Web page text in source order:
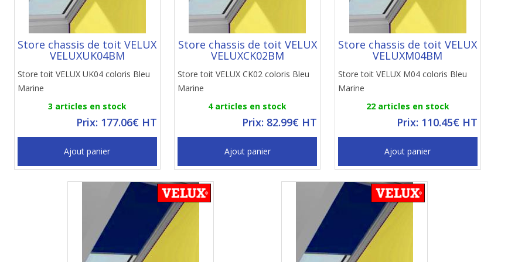
Store chassis de toit VELUX
VELUXUK04BM
Store toit VELUX UK04 coloris Bleu
Marine
3 articles en stock
Prix: 177.06€ HT
Ajout panier
Store chassis de toit VELUX
VELUXCK02BM
Store toit VELUX CK02 coloris Bleu
Marine
4 articles en stock
Prix: 82.99€ HT
Ajout panier
Store chassis de toit VELUX
VELUXM04BM
Store toit VELUX M04 coloris Bleu
Marine
22 articles en stock
Prix: 110.45€ HT
Ajout panier